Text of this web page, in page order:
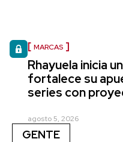
MARCAS
Rhayuela inicia
fortalece su
series con
agosto 5, 2026
GENTE